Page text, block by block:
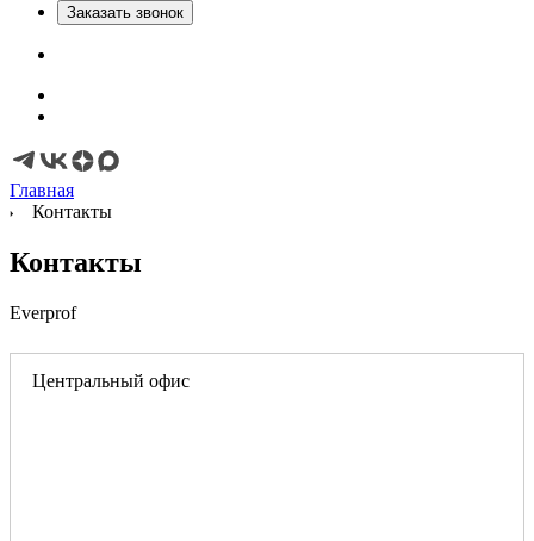
Заказать звонок
Главная
Контакты
Контакты
Everprof
Центральный офис